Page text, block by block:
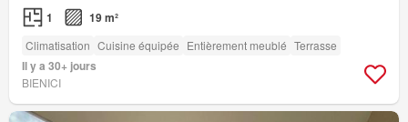
1 19 m²
Climatisation Cuisine équipée Entièrement meublé Terrasse
Il y a 30+ jours
BIENICI